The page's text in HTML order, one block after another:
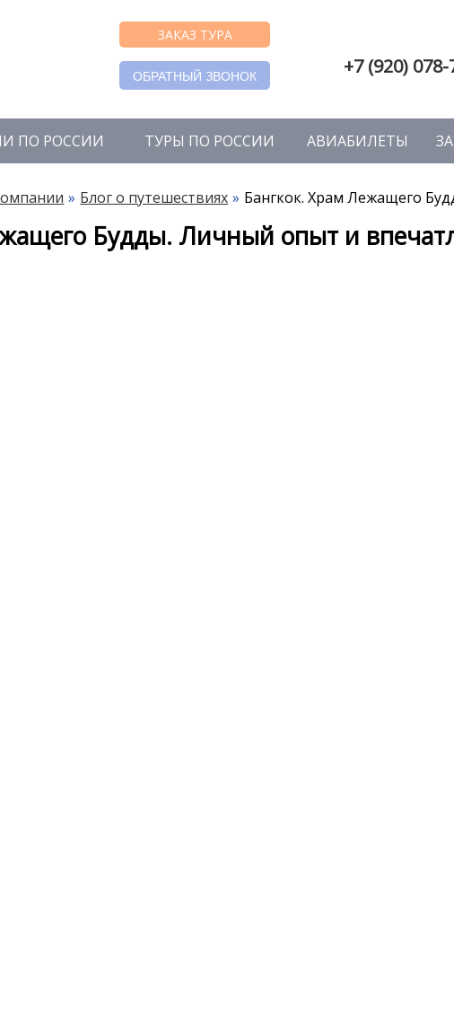
ЗАКАЗ ТУРА
ОБРАТНЫЙ ЗВОНОК +7 (920)
ПО РОССИИ ТУРЫ ПО РОССИИ АВИАБИЛЕТЫ
Блог о путешествиях Бангкок. Храм Лежащего
Будды. Личный опыт и